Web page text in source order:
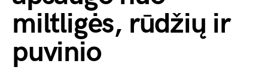
miltligės, rūdžių ir
puvinio